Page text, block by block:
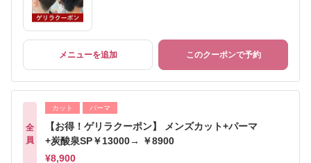
メニューを追加 このクーポンで予約
全
員
カット パーマ
【お得！ゲリラクーポン】 メンズカット+パーマ
+炭酸泉SP￥13000→ ￥8900
¥8,900